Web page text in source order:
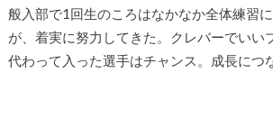
般入部で1回生のころはなかなか全体練習
が、着実に努力してきた。クレバーでいい
代わって入った選手はチャンス。成長につ